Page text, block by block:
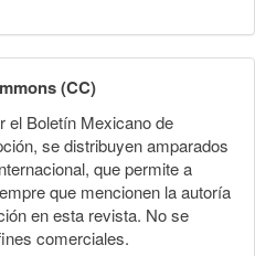
(CC)
el Boletín Mexicano de
se distribuyen amparados
que permite a
que mencionen la autoría
en esta revista. No se
comerciales.